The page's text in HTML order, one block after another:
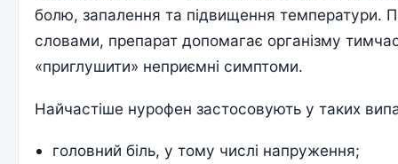
болю, запалення та підвищення температури.
словами, препарат допомагає організму
«приглушити» неприємні симптоми.
Найчастіше нурофен застосовують у таких
головний біль, у тому числі напруження;